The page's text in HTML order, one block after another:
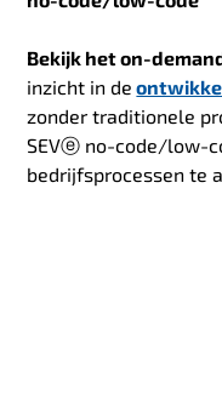
Bekijk het on-
inzicht in de
zonder traditionele
SEVⓔ no-code/low-
bedrijfsprocessen te